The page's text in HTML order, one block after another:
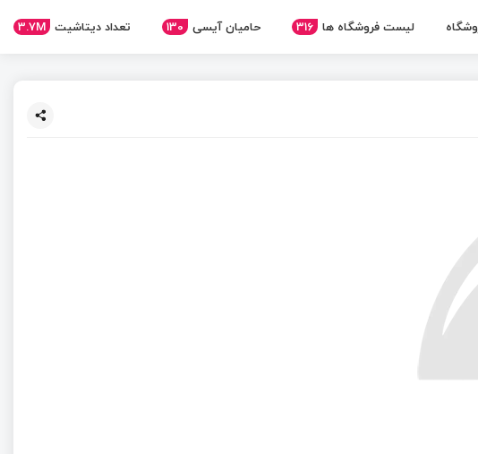
لیست فروشگاه ها 316 حامیان آیسی 130 تعداد دیتاشیت 3.7M